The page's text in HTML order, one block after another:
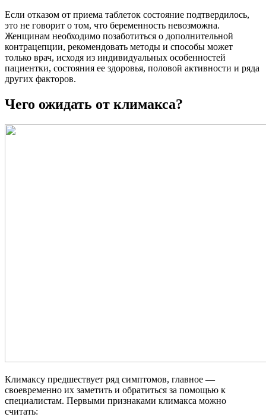
Если отказом от приема таблеток состояние подтвердилось,
это не говорит о том, что беременность невозможна.
Женщинам необходимо позаботиться о дополнительной
контрацепции, рекомендовать методы и способы может
только врач, исходя из индивидуальных особенностей
пациентки, состояния ее здоровья, половой активности и ряда
других факторов.
Чего ожидать от климакса?
Климаксу предшествует ряд симптомов, главное —
своевременно их заметить и обратиться за помощью к
специалистам. Первыми признаками климакса можно
считать: